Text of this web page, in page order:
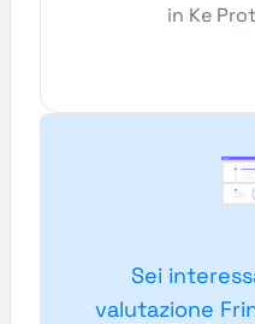
in Ke
Sei
valutazione